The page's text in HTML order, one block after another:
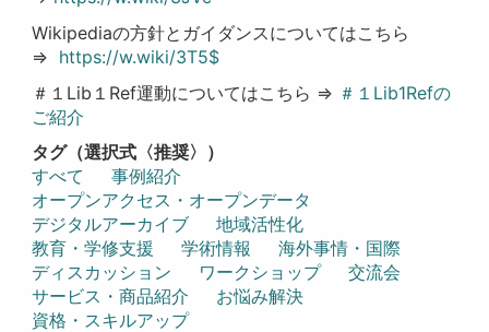
Wikipediaの方針とガイダンスについてはこちら
⇒ https://w.wiki/3T5$
＃１Lib１Ref運動についてはこちら ⇒ ＃１Lib1Refの
ご紹介
タグ（選択式〈推奨〉）
すべて
事例紹介
オープンアクセス・オープンデータ
デジタルアーカイブ
地域活性化
教育・学修支援
学術情報
海外事情・国際
ディスカッション
ワークショップ
交流会
サービス・商品紹介
お悩み解決
資格・スキルアップ